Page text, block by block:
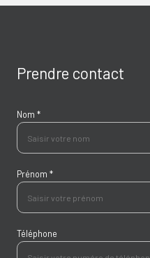
Prendre contact
Nom *
Prénom *
Téléphone